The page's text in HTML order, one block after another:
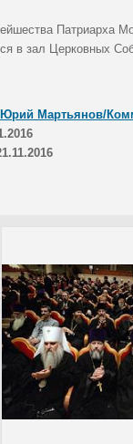
Патриарха
в зал Церковных
Юрий Мартьянов/